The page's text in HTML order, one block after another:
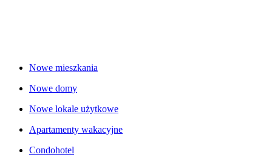
Nowe mieszkania
Nowe domy
Nowe lokale użytkowe
Apartamenty wakacyjne
Condohotel